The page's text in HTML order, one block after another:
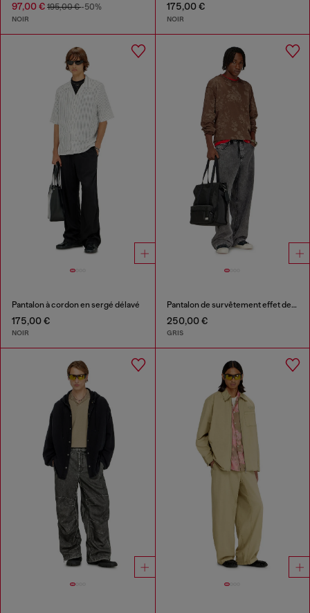
97,00 € 195,00 €-50%
NOIR
175,00 €
NOIR
Pantalon à cordon en sergé délavé
175,00 €
NOIR
Pantalon de survêtement effet denim
250,00 €
GRIS